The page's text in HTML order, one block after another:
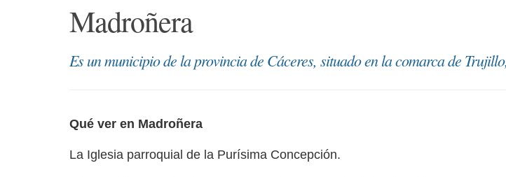
Madroñera
Es un municipio de la provincia de Cáceres, situado en la comarca de
Qué ver en Madroñera
La Iglesia parroquial de la Purísima Concepción.